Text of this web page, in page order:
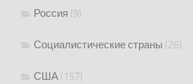
Россия (9)
Социалистические страны (26)
США (157)